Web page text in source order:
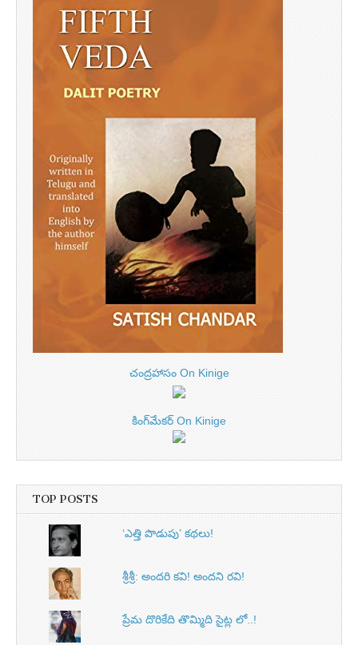
చంద్రహాసం On Kinige
కింగ్‌మేకర్ On Kinige
TOP POSTS
‘ఎత్తి పొడుపు’ కథలు!
శ్రీశ్రీ: అందరి కవి! అందని రవి!
ప్రేమ దొరికేది తొమ్మిది సైట్ల లో..!